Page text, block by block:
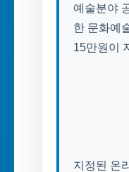
예술분야
한 문화예
15만원이
지정된 온